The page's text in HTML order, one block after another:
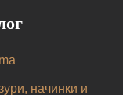
начинки и